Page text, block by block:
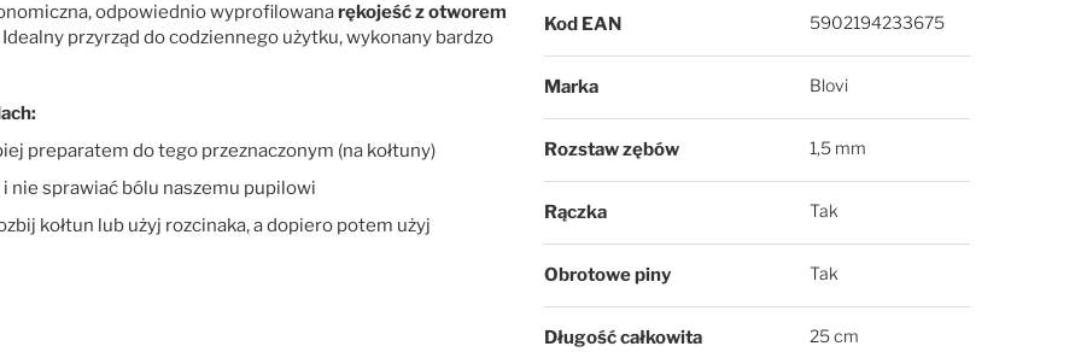
odpowiednio wyprofilowanarękojeść z otworem
przyrząd do codziennego użytku, wykonany bardzo
preparatem do tego przeznaczonym (na kołtuny)
i nie sprawiać bólu naszemu pupilowi
kołtun lub użyj rozcinaka, a dopiero potem użyj
Kod EAN 5902194233675
Marka Blovi
Rozstaw zębów 1,5 mm
Rączka Tak
Obrotowe piny Tak
Długość całkowita 25 cm